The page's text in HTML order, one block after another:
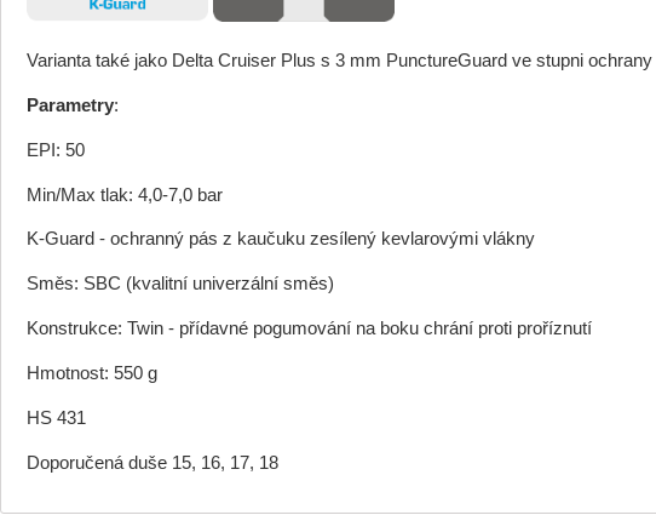
Varianta také jako Delta Cruiser Plus s 3 mm PunctureGuard ve stupni
Parametry:
EPI: 50
Min/Max tlak: 4,0-7,0 bar
K-Guard - ochranný pás z kaučuku zesílený kevlarovými vlákny
Směs: SBC (kvalitní univerzální směs)
Konstrukce: Twin - přídavné pogumování na boku chrání proti proříznutí
Hmotnost: 550 g
HS 431
Doporučená duše 15, 16, 17, 18